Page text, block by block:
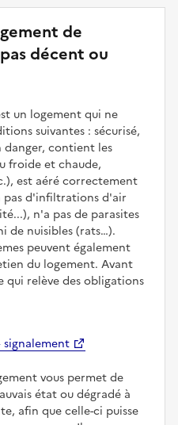
de
décent ou
un logement qui ne
suivantes : sécurisé,
danger, contient les
froide et chaude,
est aéré correctement
pas d'infiltrations d'air
n'a pas de parasites
de nuisibles (rats…).
peuvent également
du logement. Avant
qui relève des obligations
signalement
vous permet de
état ou dégradé à
afin que celle-ci puisse